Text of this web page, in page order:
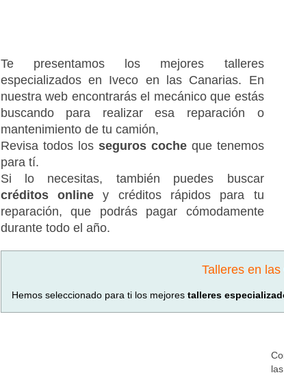
Te presentamos los mejores talleres
especializados en Iveco en las Canarias. En
nuestra web encontrarás el mecánico que estás
buscando para realizar esa reparación o
mantenimiento de tu camión,
Revisa todos los seguros cocheque tenemos
para tí.
Si lo necesitas, también puedes buscar
créditos onliney créditos rápidos para tu
reparación, que podrás pagar cómodamente
durante todo el año.
Talleres en
Hemos seleccionado para ti los mejores talleres